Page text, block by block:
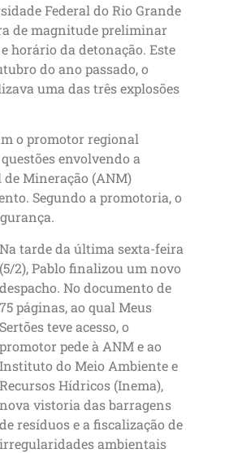
Federal do Rio Grande
de magnitude preliminar
horário da detonação. Este
do ano passado, o
uma das três explosões
o promotor regional
envolvendo a
Mineração (ANM)
Segundo a promotoria, o
Na tarde da última sexta-feira
(5/2), Pablo finalizou um novo
despacho. No documento de
75 páginas, ao qual Meus
Sertões teve acesso, o
promotor pede à ANM e ao
Instituto do Meio Ambiente e
Recursos Hídricos (Inema),
nova vistoria das barragens
de resíduos e a fiscalização de
irregularidades ambientais